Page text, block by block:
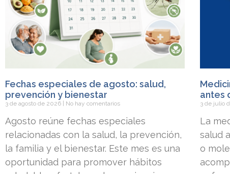
Fechas especiales de agosto: salud,
prevención y bienestar
3 de agosto de 2026 No hay comentarios
Agosto reúne fechas especiales
relacionadas con la salud, la prevención,
la familia y el bienestar. Este mes es una
oportunidad para promover hábitos
antes
3 de julio
La
salud
o